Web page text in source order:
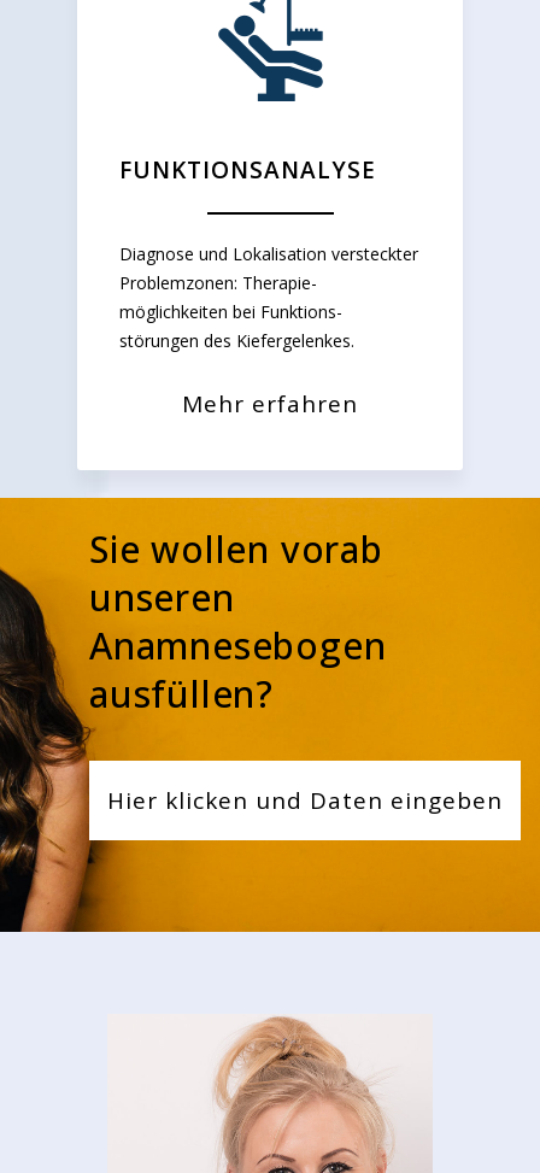
FUNKTIONSANALYSE
Diagnose und Lokalisation versteckter
Problemzonen: Therapie-
möglichkeiten bei Funktions-
störungen des Kiefergelenkes.
Mehr erfahren
Sie wollen vorab
unseren
Anamnesebogen
ausfüllen?
Hier klicken und Daten eingeben